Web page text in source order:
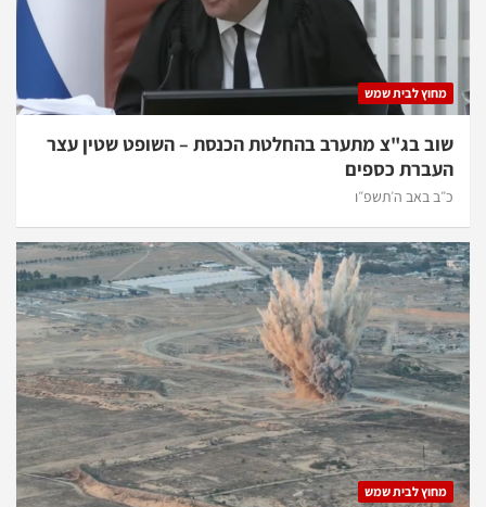
מחוץ לבית שמש
שוב בג"צ מתערב בהחלטת הכנסת – השופט שטין עצר
העברת כספים
כ״ב באב ה׳תשפ״ו
מחוץ לבית שמש